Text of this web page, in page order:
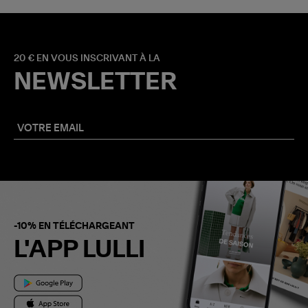
20 € EN VOUS INSCRIVANT À LA
NEWSLETTER
-10% EN TÉLÉCHARGEANT
L'APP LULLI